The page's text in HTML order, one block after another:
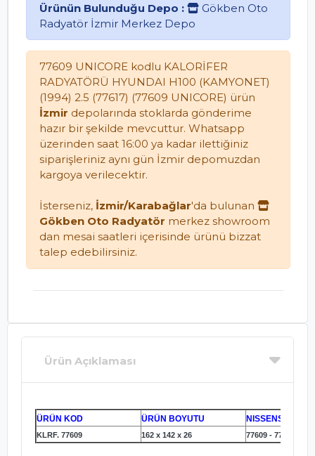
Ürünün Bulunduğu Depo :
Gökben Oto
Radyatör İzmir Merkez Depo
77609 UNICORE kodlu KALORİFER
RADYATÖRÜ HYUNDAI H100 (KAMYONET)
(1994) 2.5 (77617) (77609 UNICORE) ürün
İzmir depolarında stoklarda gönderime
hazır bir şekilde mevcuttur. Whatsapp
üzerinden saat 16:00 ya kadar ilettiğiniz
siparişleriniz aynı gün İzmir depomuzdan
kargoya verilecektir.
İsterseniz, İzmir/Karabağlar'da bulunan
Gökben Oto Radyatör merkez showroom
dan mesai saatleri içerisinde ürünü bizzat
talep edebilirsiniz.
Ürün Açıklaması
ÜRÜN KOD ÜRÜN BOYUTU NISSENS KOD
KLRF. 77609 162 x 142 x 26 77609 - 77617